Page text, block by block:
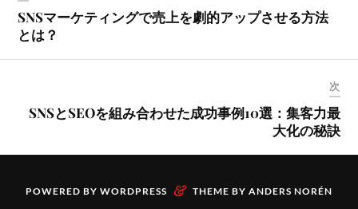
SNSマーケティングで売上を劇的アップさせる方法
とは？
次
SNSとSEOを組み合わせた成功事例10選：集客力最
大化の秘訣
POWERED BY WORDPRESS & THEME BY ANDERS NORÉN